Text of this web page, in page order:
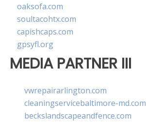
oaksofa.com
soultacohtx.com
capishcaps.com
gpsyfl.org
MEDIA PARTNER III
vwrepairarlington.com
cleaningservicebaltimore-md.com
beckslandscapeandfence.com